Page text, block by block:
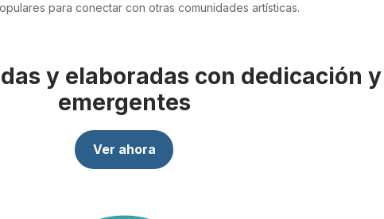
para conectar con otras comunidades artísticas.
y elaboradas con dedicación
emergentes
Ver ahora